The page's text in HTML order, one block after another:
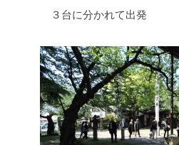
３台に分かれて出発